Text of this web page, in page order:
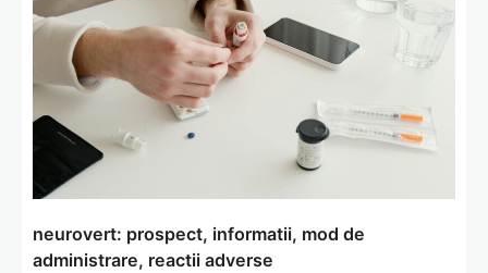
neurovert: prospect, informatii, mod de
administrare, reactii adverse